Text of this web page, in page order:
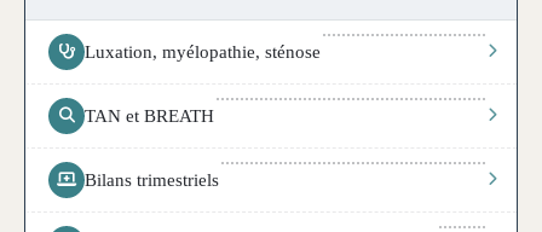
Luxation, myélopathie, sténose
TAN et BREATH
Bilans trimestriels